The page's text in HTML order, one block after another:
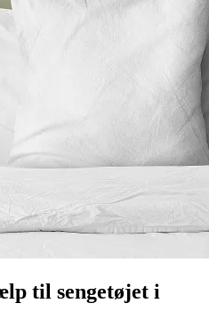
til sengetøjet i